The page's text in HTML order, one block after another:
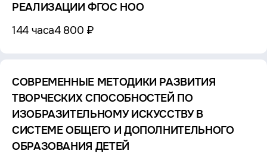
РЕАЛИЗАЦИИ ФГОС НОО
144 часа4 800 ₽
СОВРЕМЕННЫЕ МЕТОДИКИ РАЗВИТИЯ
ТВОРЧЕСКИХ СПОСОБНОСТЕЙ ПО
ИЗОБРАЗИТЕЛЬНОМУ ИСКУССТВУ В
СИСТЕМЕ ОБЩЕГО И ДОПОЛНИТЕЛЬНОГО
ОБРАЗОВАНИЯ ДЕТЕЙ